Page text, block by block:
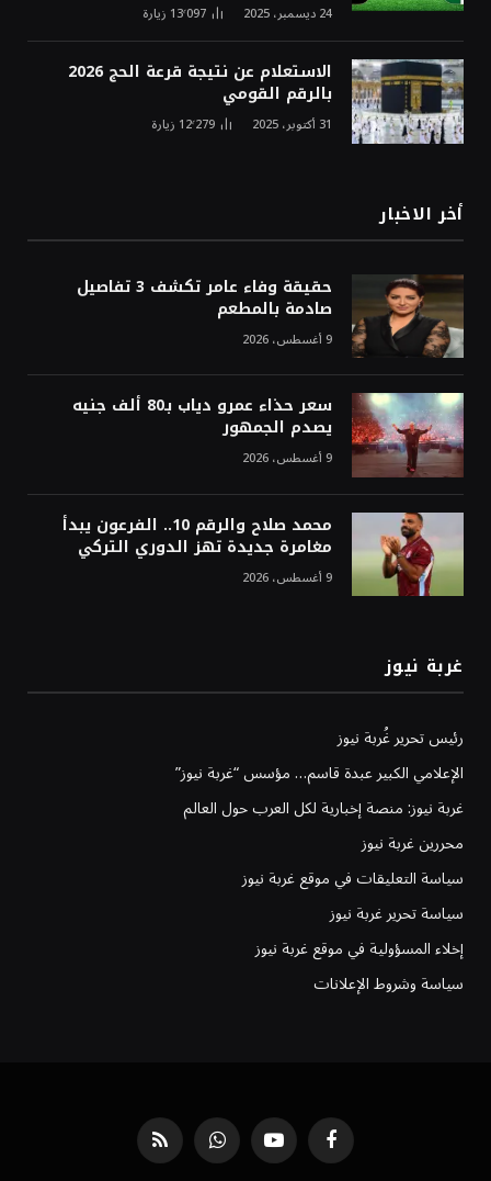
24 ديسمبر، 2025 13٬097 زيارة
الاستعلام عن نتيجة قرعة الحج 2026
بالرقم القومي
31 أكتوبر، 2025 12٬279 زيارة
أخر الاخبار
حقيقة وفاء عامر تكشف 3 تفاصيل
صادمة بالمطعم
9 أغسطس، 2026
سعر حذاء عمرو دياب بـ80 ألف جنيه
يصدم الجمهور
9 أغسطس، 2026
محمد صلاح والرقم 10.. الفرعون يبدأ
مغامرة جديدة تهز الدوري التركي
9 أغسطس، 2026
غربة نيوز
رئيس تحرير غُربة نيوز
الإعلامي الكبير عبدة قاسم… مؤسس “غربة نيوز”
غربة نيوز: منصة إخبارية لكل العرب حول العالم
محررين غربة نيوز
سياسة التعليقات في موقع غربة نيوز
سياسة تحرير غربة نيوز
إخلاء المسؤولية في موقع غربة نيوز
سياسة وشروط الإعلانات
فيسبوك يوتيوب واتساب RSS